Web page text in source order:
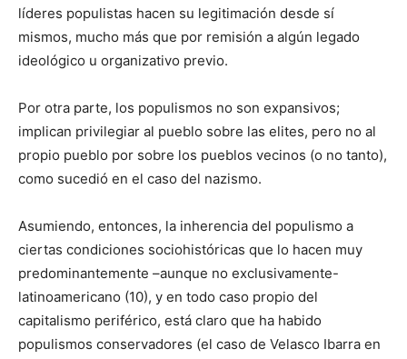
líderes populistas hacen su legitimación desde sí
mismos, mucho más que por remisión a algún legado
ideológico u organizativo previo.
Por otra parte, los populismos no son expansivos;
implican privilegiar al pueblo sobre las elites, pero no al
propio pueblo por sobre los pueblos vecinos (o no tanto),
como sucedió en el caso del nazismo.
Asumiendo, entonces, la inherencia del populismo a
ciertas condiciones sociohistóricas que lo hacen muy
predominantemente –aunque no exclusivamente-
latinoamericano (10), y en todo caso propio del
capitalismo periférico, está claro que ha habido
populismos conservadores (el caso de Velasco Ibarra en